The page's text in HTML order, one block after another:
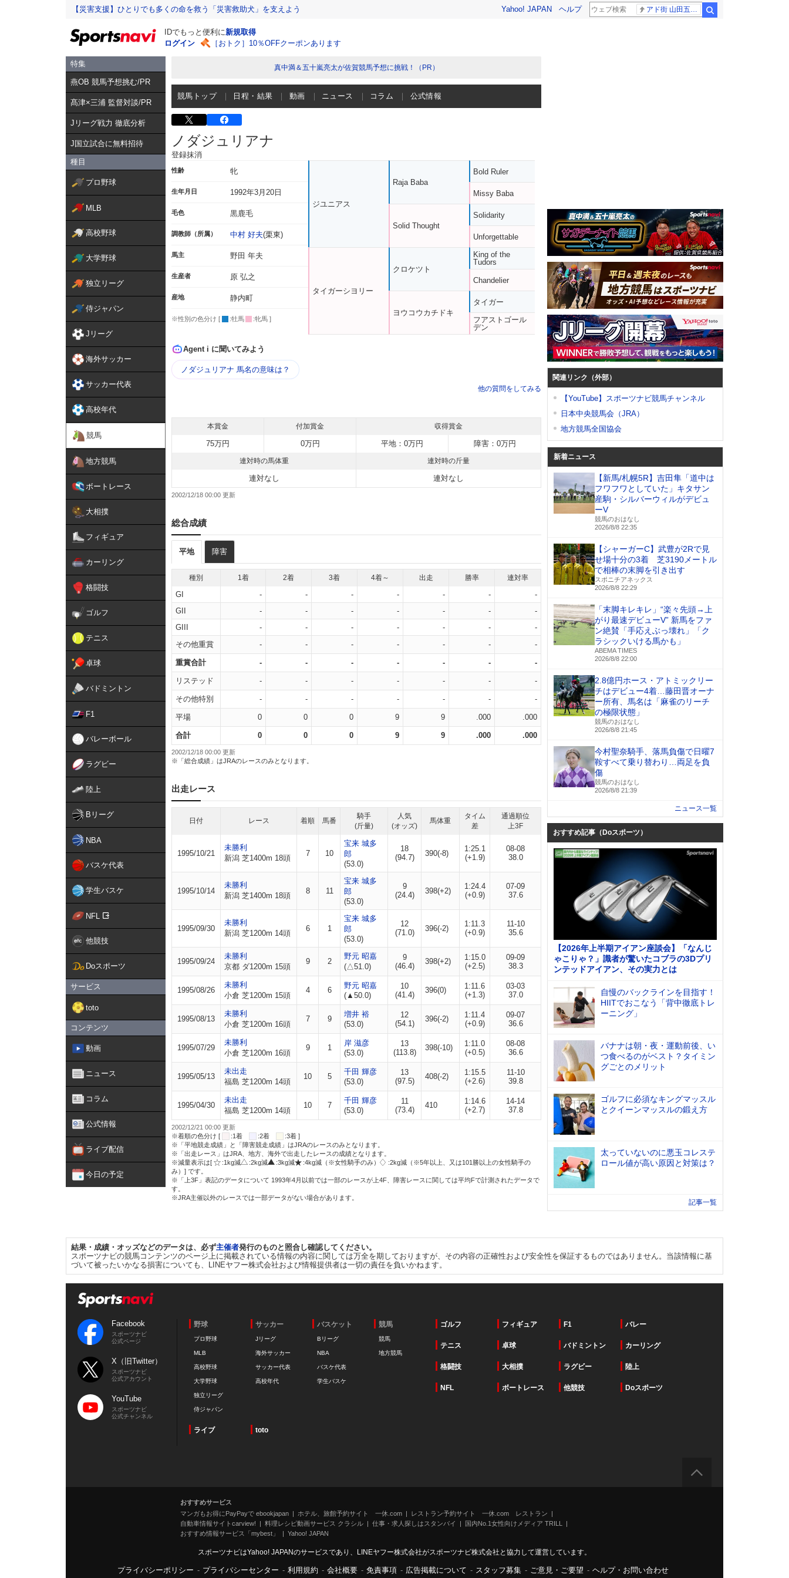
【災害支援】ひとりでも多くの命を救う「災害救助犬」を支えよう Yahoo! JAPAN ヘルプ
IDでもっと便利に新規取得
ログイン
［おトク］10％OFFクーポンあります
特集
燕OB 競馬予想挑む/PR
髙津×三浦 監督対談/PR
Jリーグ戦力 徹底分析
J国立試合に無料招待
種目
プロ野球
MLB
高校野球
大学野球
独立リーグ
侍ジャパン
Jリーグ
海外サッカー
サッカー代表
高校年代
競馬
地方競馬
ボートレース
大相撲
フィギュア
カーリング
格闘技
ゴルフ
テニス
卓球
バドミントン
F1
バレーボール
ラグビー
陸上
Bリーグ
NBA
バスケ代表
学生バスケ
NFL
他競技
Doスポーツ
サービス
toto
コンテンツ
動画
ニュース
コラム
公式情報
ライブ配信
今日の予定
真中満＆五十嵐亮太が佐賀競馬予想に挑戦！（PR）
競馬トップ 日程・結果 動画 ニュース コラム 公式情報
ノダジュリアナ
登録抹消
性齢 牝
生年月日 1992年3月20日
毛色 黒鹿毛
調教師（所属） 中村 好夫(栗東)
馬主 野田 年夫
生産者 原 弘之
産地 静内町
※性別の色分け [ :牡馬 :牝馬 ]
ジユニアス
タイガーシヨリー
Raja Baba
Solid Thought
クロケツト
ヨウコウカチドキ
Bold Ruler
Missy Baba
Solidarity
Unforgettable
King of the
Tudors
Chandelier
タイガー
フアストゴール
デン
Agent i に聞いてみよう
ノダジュリアナ 馬名の意味は？
他の質問をしてみる
本賞金 付加賞金 収得賞金
75万円 0万円 平地：0万円 障害：0万円
連対時の馬体重 連対時の斤量
連対なし 連対なし
2002/12/18 00:00
総合成績
平地 障害
種別 1着 2着 3着 4着～ 出走 勝率 連対率
GI - - - - - -
-
GII
- - - - - -
-
GIII
- - - - - -
-
その他重賞
- - - - - - -
重賞合計 - - - - - - -
リステッド - - - - - - -
その他特別 - - - - - - -
平場 0 0 0 9 9 .000 .000
合計 0 0 0 9 9 .000 .000
2002/12/18 00:00 更新
※「総合成績」はJRAのレースのみとなります。
出走レース
日付 レース 着順 馬番
騎手
(斤量)
人気
(オッズ)
馬体重
タイム
差
通過順位
上3F
1995/10/21
未勝利
新潟 芝1400m 18頭
7 10
宝来 城多
郎
(53.0)
18
(94.7)
390(-8)
1:25.1
(+1.9)
08-08
38.0
1995/10/14
未勝利
新潟 芝1400m 18頭
8 11
宝来 城多
郎
(53.0)
9
(24.4)
398(+2)
1:24.4
(+0.9)
07-09
37.6
1995/09/30
未勝利
新潟 芝1200m 14頭
6 1
宝来 城多
郎
(53.0)
12
(71.0)
396(-2)
1:11.3
(+0.9)
11-10
35.6
1995/09/24
未勝利
京都 ダ1200m 15頭
9 2
野元 昭嘉
(△51.0)
9
(46.4)
398(+2)
1:15.0
(+2.5)
09-09
38.3
1995/08/26
未勝利
小倉 芝1200m 15頭
4 6
野元 昭嘉
(▲50.0)
10
(41.4)
396(0)
1:11.6
(+1.3)
03-03
37.0
1995/08/13
未勝利
小倉 芝1200m 16頭
7 9
増井 裕
(53.0)
12
(54.1)
396(-2)
1:11.4
(+0.9)
09-07
36.6
1995/07/29
未勝利
小倉 芝1200m 16頭
9 1
岸 滋彦
(53.0)
13
(113.8)
398(-10)
1:11.0
(+0.5)
08-08
36.6
1995/05/13
未出走
福島 芝1200m 14頭
10 5
千田 輝彦
(53.0)
13
(97.5)
408(-2)
1:15.5
(+2.6)
11-10
39.8
1995/04/30
未出走
福島 芝1200m 14頭
10 7
千田 輝彦
(53.0)
11
(73.4)
410
1:14.6
(+2.7)
14-14
37.8
2002/12/21 00:00 更新
※着順の色分け [
:1着 :2着
:3着 ]
※「平地競走成績」と「障害競走成績」はJRAのレースのみとなります。
※「出走レース」はJRA、地方、海外で出走したレースの成績となります。
※減量表示は[
:1kg減 :2kg減 :3kg減 :4kg減（※女性騎手のみ）
:2kg減（※5年以上、又は101勝以上の女性騎手の
み）] です。
※「上3F」表記のデータについて 1993年4月以前では一部のレースが上4F、障害レースに関しては平均Fで計測されたデータで
す。
※JRA主催以外のレースでは一部データがない場合があります。
関連リンク（外部）
【YouTube】スポーツナビ競馬チャンネル
日本中央競馬会（JRA）
地方競馬全国協会
新着ニュース
【新馬/札幌5R】吉田隼「道中は
フワフワとしていた」キタサン
産駒・シルバーウィルがデビュ
ーV
競馬のおはなし
2026/8/8 22:35
【シャーガーC】武豊が2Rで見
せ場十分の3着 芝3190メートル
で相棒の末脚を引き出す
スポニチアネックス
2026/8/8 22:29
「末脚キレキレ」“楽々先頭→上
がり最速デビューV” 新馬をファ
ン絶賛「手応えぶっ壊れ」「ク
ラシックいける馬かも」
ABEMA TIMES
2026/8/8 22:00
2.8億円ホース・アトミックリー
チはデビュー4着…藤田晋オーナ
ー所有、馬名は「麻雀のリーチ
の極限状態」
競馬のおはなし
2026/8/8 21:45
今村聖奈騎手、落馬負傷で日曜7
鞍すべて乗り替わり…両足を負
傷
競馬のおはなし
2026/8/8 21:39
ニュース一覧
おすすめ記事（Doスポーツ）
【2026年上半期アイアン座談会】「なんじ
ゃこりゃ？」識者が驚いたコブラの3Dプリ
ンテッドアイアン、その実力とは
自慢のバックラインを目指す！
HIITでおこなう「背中徹底トレ
ーニング」
バナナは朝・夜・運動前後、い
つ食べるのがベスト？タイミン
グごとのメリット
ゴルフに必須なキングマッスル
とクイーンマッスルの鍛え方
太っていないのに悪玉コレステ
ロール値が高い原因と対策は？
記事一覧
結果・成績・オッズなどのデータは、必ず主催者発行のものと照合し確認してください。
スポーツナビの競馬コンテンツのページ上に掲載されている情報の内容に関しては万全を期しておりますが、その内容の正確性および安全性を保証するものではありません。当該情報に基
づいて被ったいかなる損害についても、LINEヤフー株式会社および情報提供者は一切の責任を負いかねます。
Facebook
スポーツナビ
公式ページ
X（旧Twitter）
スポーツナビ
公式アカウント
YouTube
スポーツナビ
公式チャンネル
野球
プロ野球
MLB
高校野球
大学野球
独立リーグ
侍ジャパン
サッカー
Jリーグ
海外サッカー
サッカー代表
高校年代
バスケット
Bリーグ
NBA
バスケ代表
学生バスケ
競馬
競馬
地方競馬
ゴルフ フィギュア F1 バレー
テニス 卓球 バドミントン カーリング
格闘技 大相撲 ラグビー 陸上
NFL ボートレース 他競技 Doスポーツ
ライブ toto
おすすめサービス
マンガもお得にPayPayで ebookjapan
ホテル、旅館予約サイト 一休.com
レストラン予約サイト 一休.com レストラン
自動車情報サイトcarview!
料理レシピ動画サービス クラシル 仕事・求人探しはスタンバイ
国内No.1女性向けメディア TRILL
おすすめ情報サービス「mybest」
Yahoo! JAPAN
スポーツナビはYahoo! JAPANのサービスであり、LINEヤフー株式会社がスポーツナビ株式会社と協力して運営しています。
プライバシーポリシー - プライバシーセンター - 利用規約 - 会社概要 - 免責事項 - 広告掲載について - スタッフ募集 - ご意見・ご要望 - ヘルプ・お問い合わせ